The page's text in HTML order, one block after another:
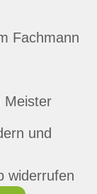
Fachmann
Meister
und
widerrufen